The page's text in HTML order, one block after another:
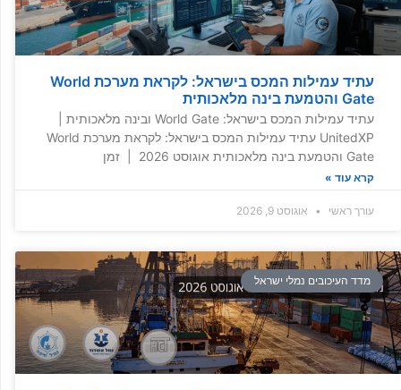
עתיד עמילות המכס בישראל: לקראת מערכת World
Gate והטמעת בינה מלאכותית
עתיד עמילות המכס בישראל: World Gate ובינה מלאכותית |
UnitedXP עתיד עמילות המכס בישראל: לקראת מערכת World
Gate והטמעת בינה מלאכותית אוגוסט 2026 | זמן
קרא עוד »
עורך ראשי אוגוסט 9, 2026
מדד העיכובים נמלי ישראל